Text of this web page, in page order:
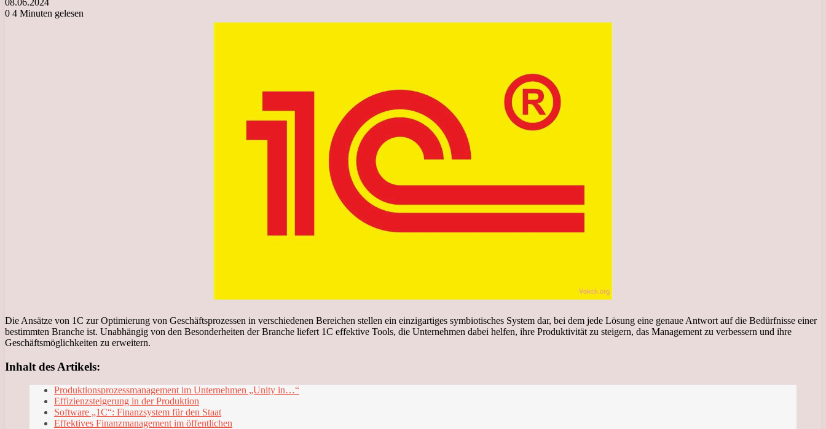
0 4 Minuten gelesen
Die Ansätze von 1C zur Optimierung von Geschäftsprozessen in verschiedenen Bereichen stellen ein einzigartiges symbiotisches System dar, bei dem jede Lösung eine genaue Antwort auf die Bedürfnisse einer
bestimmten Branche ist. Unabhängig von den Besonderheiten der Branche liefert 1C effektive Tools, die Unternehmen dabei helfen, ihre Produktivität zu steigern, das Management zu verbessern und ihre
Geschäftsmöglichkeiten zu erweitern.
Inhalt des Artikels:
Produktionsprozessmanagement im Unternehmen „Unity in…“
Effizienzsteigerung in der Produktion
Software „1C“: Finanzsystem für den Staat
Effektives Finanzmanagement im öffentlichen